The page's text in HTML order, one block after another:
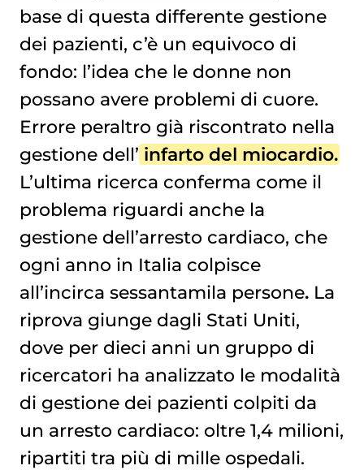
base di questa differente gestione
dei pazienti, c’è un equivoco di
fondo: l’idea che le donne non
possano avere problemi di cuore.
Errore peraltro già riscontrato nella
gestione dell’ infarto del miocardio.
L’ultima ricerca conferma come il
problema riguardi anche la
gestione dell’arresto cardiaco, che
ogni anno in Italia colpisce
all’incirca sessantamila persone. La
riprova giunge dagli Stati Uniti,
dove per dieci anni un gruppo di
ricercatori ha analizzato le modalità
di gestione dei pazienti colpiti da
un arresto cardiaco: oltre 1,4 milioni,
ripartiti tra più di mille ospedali.